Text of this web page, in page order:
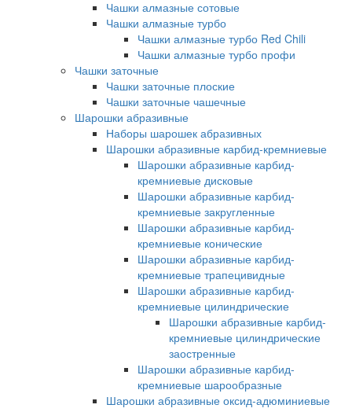
Чашки алмазные сотовые
Чашки алмазные турбо
Чашки алмазные турбо Red Chili
Чашки алмазные турбо профи
Чашки заточные
Чашки заточные плоские
Чашки заточные чашечные
Шарошки абразивные
Наборы шарошек абразивных
Шарошки абразивные карбид-кремниевые
Шарошки абразивные карбид-
кремниевые дисковые
Шарошки абразивные карбид-
кремниевые закругленные
Шарошки абразивные карбид-
кремниевые конические
Шарошки абразивные карбид-
кремниевые трапецивидные
Шарошки абразивные карбид-
кремниевые цилиндрические
Шарошки абразивные карбид-
кремниевые цилиндрические
заостренные
Шарошки абразивные карбид-
кремниевые шарообразные
Шарошки абразивные оксид-адюминиевые